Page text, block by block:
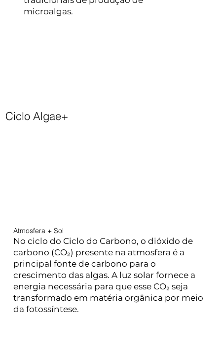
microalgas.
Ciclo Algae+
Atmosfera + Sol
No ciclo do Ciclo do Carbono, o dióxido de
carbono (CO₂) presente na atmosfera é a
principal fonte de carbono para o
crescimento das algas. A luz solar fornece a
energia necessária para que esse CO₂ seja
transformado em matéria orgânica por meio
da fotossíntese.